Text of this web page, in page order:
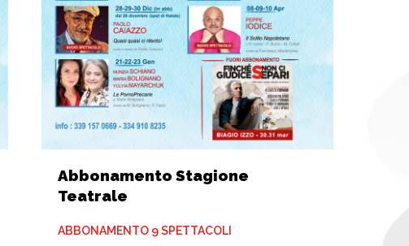
Abbonamento Stagione
Teatrale
ABBONAMENTO 9 SPETTACOLI